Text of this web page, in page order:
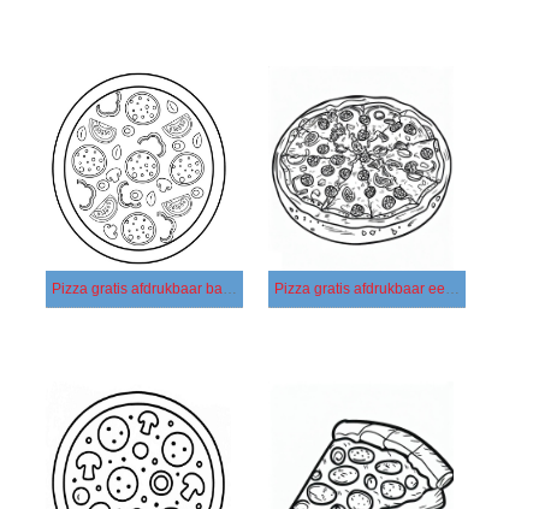
Pizza gratis afdrukbaar basis Pizza gratis afdrukbaar eenvoudig